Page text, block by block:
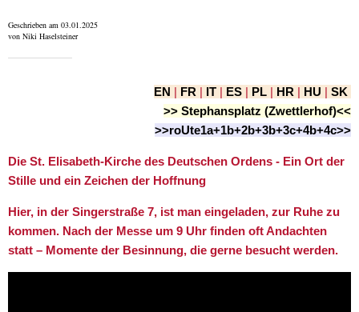
Geschrieben am 03.01.2025
von Niki Haselsteiner
EN | FR | IT | ES | PL | HR | HU | SK
>> Stephansplatz (Zwettlerhof)<<
>>roUte1a+1b+2b+3b+3c+4b+4c>>
Die St. Elisabeth-Kirche des Deutschen Ordens - Ein Ort der
Stille und ein Zeichen der Hoffnung
Hier, in der Singerstraße 7, ist man eingeladen, zur Ruhe zu
kommen. Nach der Messe um 9 Uhr finden oft Andachten
statt – Momente der Besinnung, die gerne besucht werden.